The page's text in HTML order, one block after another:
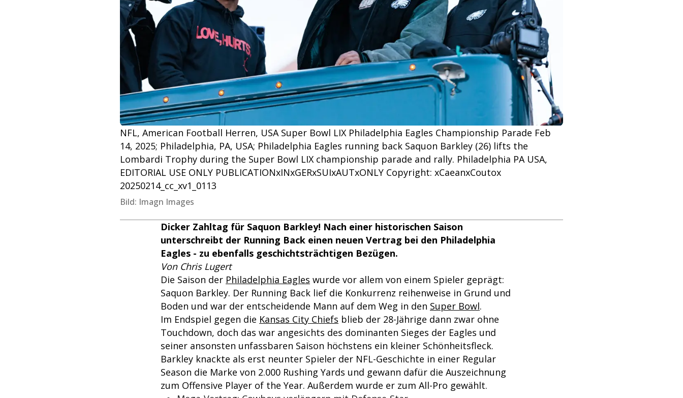
NFL, American Football Herren, USA Super Bowl LIX Philadelphia Eagles Championship Parade Feb
14, 2025; Philadelphia, PA, USA; Philadelphia Eagles running back Saquon Barkley (26) lifts the
Lombardi Trophy during the Super Bowl LIX championship parade and rally. Philadelphia PA USA,
EDITORIAL USE ONLY PUBLICATIONxINxGERxSUIxAUTxONLY Copyright: xCaeanxCoutox
20250214_cc_xv1_0113
Bild: Imagn Images
Dicker Zahltag für Saquon Barkley! Nach einer historischen Saison
unterschreibt der Running Back einen neuen Vertrag bei den Philadelphia
Eagles - zu ebenfalls geschichtsträchtigen Bezügen.
Von Chris Lugert
Die Saison der Philadelphia Eagles wurde vor allem von einem Spieler geprägt:
Saquon Barkley. Der Running Back lief die Konkurrenz reihenweise in Grund und
Boden und war der entscheidende Mann auf dem Weg in den Super Bowl.
Im Endspiel gegen die Kansas City Chiefs blieb der 28-Jährige dann zwar ohne
Touchdown, doch das war angesichts des dominanten Sieges der Eagles und
seiner ansonsten unfassbaren Saison höchstens ein kleiner Schönheitsfleck.
Barkley knackte als erst neunter Spieler der NFL-Geschichte in einer Regular
Season die Marke von 2.000 Rushing Yards und gewann dafür die Auszeichnung
zum Offensive Player of the Year. Außerdem wurde er zum All-Pro gewählt.